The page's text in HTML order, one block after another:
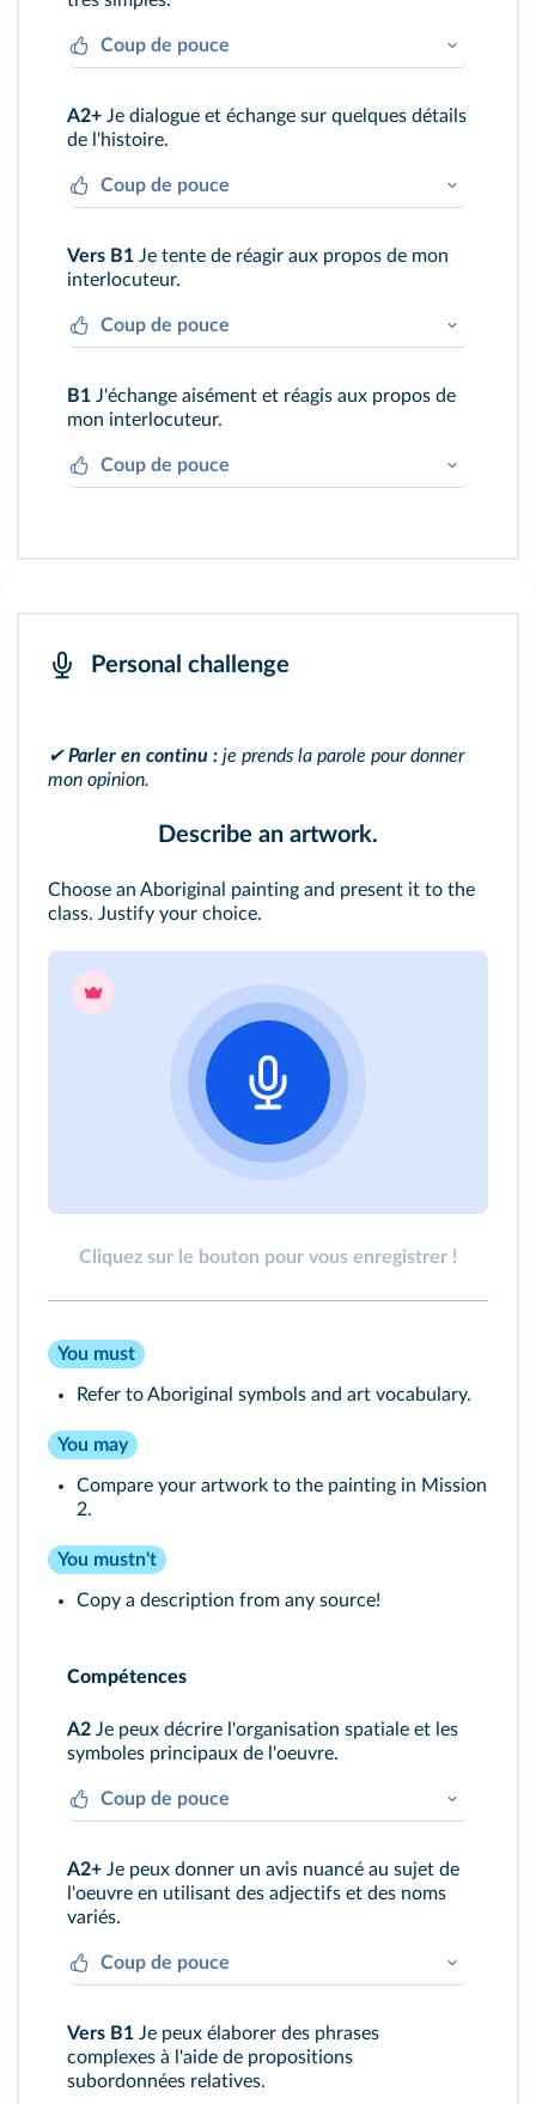
Coup de pouce
le sens global de l'histoire.
A2+ Je dialogue et échange sur quelques détails
de l'histoire.
Coup de pouce
transmets quelques détails.
Vers B1 Je tente de réagir aux propos de mon
interlocuteur.
Coup de pouce
sur la construction du récit.
B1 J'échange aisément et réagis aux propos de
mon interlocuteur.
Coup de pouce
Personal challenge
✔Parler en continu : je prends la parole pour donner
mon opinion.
Describe an artwork.
Choose an Aboriginal painting and present it to the
class. Justify your choice.
Cliquez sur le bouton pour vous enregistrer !
You must
Refer to Aboriginal symbols and art vocabulary.
You may
Compare your artwork to the painting in Mission
2.
You mustn't
Copy a description from any source!
Compétences
A2 Je peux décrire l'organisation spatiale et les
symboles principaux de l'oeuvre.
Coup de pouce
tableau, y compris ceux qui sont vides.
A2+ Je peux donner un avis nuancé au sujet de
l'oeuvre en utilisant des adjectifs et des noms
variés.
Coup de pouce
mots qui me viennent spontanément en
tête, puis je recherche des synonymes.
Vers B1 Je peux élaborer des phrases
complexes à l'aide de propositions
subordonnées relatives.